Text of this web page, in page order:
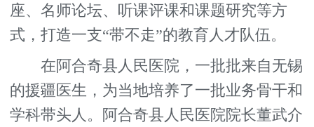
座、名师论坛、听课评课和课题研究等方
式，打造一支“带不走”的教育人才队伍。
在阿合奇县人民医院，一批批来自无锡
的援疆医生，为当地培养了一批业务骨干和
学科带头人。阿合奇县人民医院院长董武介